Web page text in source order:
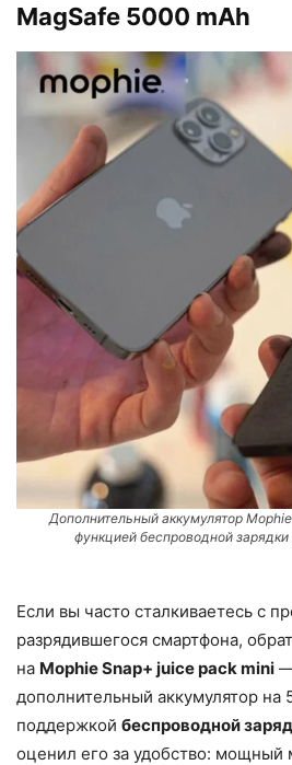
MagSafe 5000 mAh
Дополнительный аккумулятор
функцией беспроводной
Если вы часто сталкиваетесь с
разрядившегося смартфона,
на Mophie Snap+ juice pack mini
дополнительный аккумулятор на
поддержкой беспроводной
оценил его за удобство: мощный